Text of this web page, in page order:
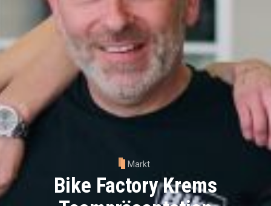
Markt
Bike Factory Krems